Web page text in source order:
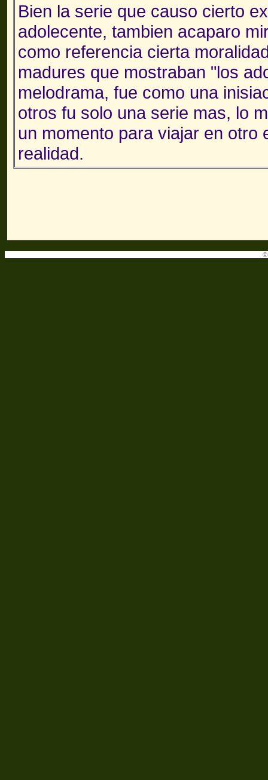
Bien la serie que causo cierto
adolecente, tambien acaparo
como referencia cierta
madures que mostraban "los
melodrama, fue como una
otros fu solo una serie mas, lo
un momento para viajar en otro
realidad.
©